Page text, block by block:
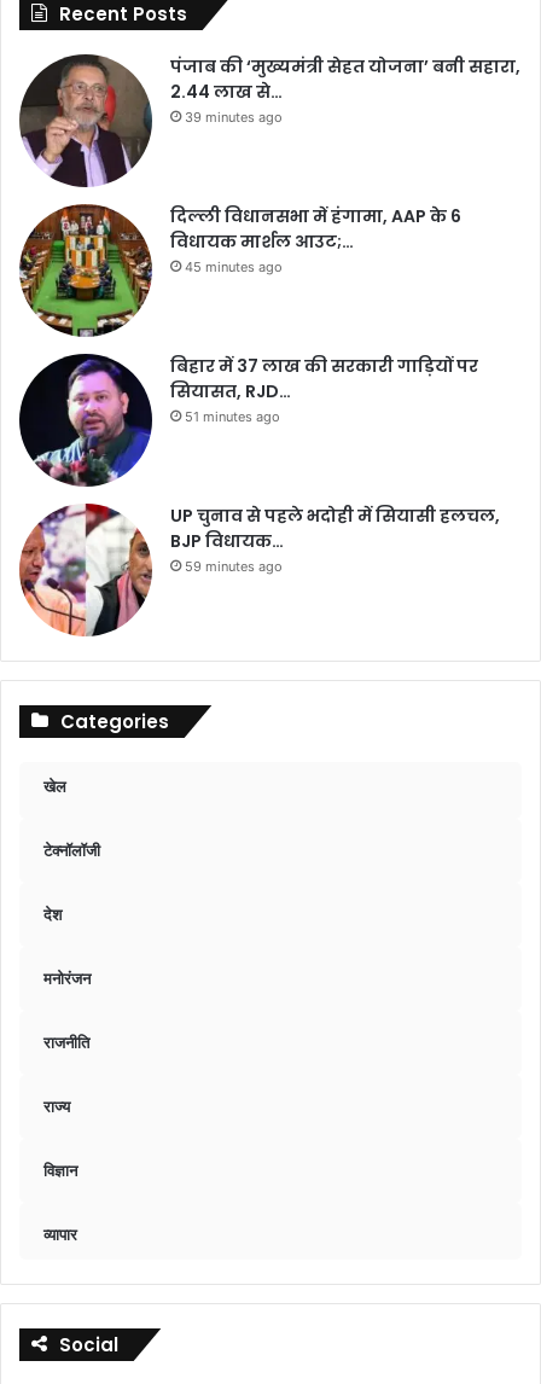
Recent Posts
पंजाब की ‘मुख्यमंत्री सेहत योजना’ बनी सहारा,
2.44 लाख से…
39 minutes ago
दिल्ली विधानसभा में हंगामा, AAP के 6
विधायक मार्शल आउट;…
45 minutes ago
बिहार में 37 लाख की सरकारी गाड़ियों पर
सियासत, RJD…
51 minutes ago
UP चुनाव से पहले भदोही में सियासी हलचल,
BJP विधायक…
59 minutes ago
Categories
खेल
टेक्नॉलॉजी
देश
मनोरंजन
राजनीति
राज्य
विज्ञान
व्यापार
Social